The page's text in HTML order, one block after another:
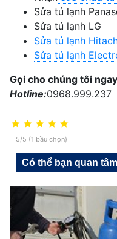
Sửa tủ lạnh
Sửa tủ lạnh LG
Sửa tủ lạnh
Sửa tủ lạnh
Gọi cho chúng tôi
Hotline:0968.999.237
5/5 (1 bầu chọn)
Có thể bạn quan tâm